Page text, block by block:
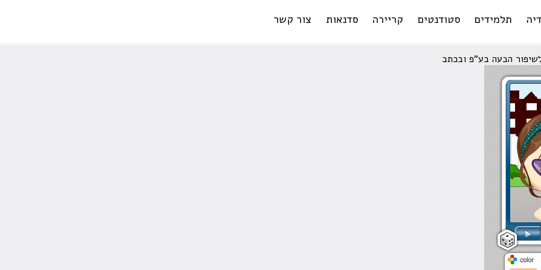
תלמידים סטודנטים קריירה סדנאות צור קשר